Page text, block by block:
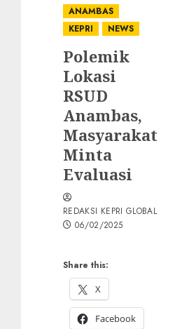
ANAMBAS
KEPRI
NEWS
Polemik
Lokasi
RSUD
Anambas,
Masyarakat
Minta
Evaluasi
Share this:
X
Facebook
REDAKSI KEPRI GLOBAL
06/02/2025